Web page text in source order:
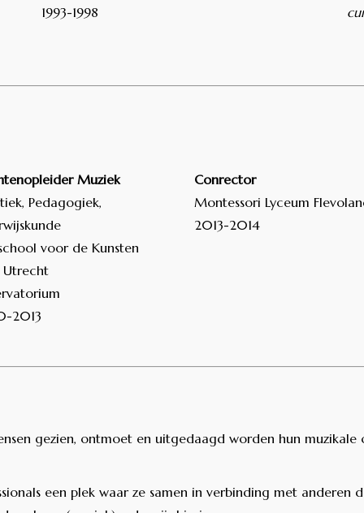
1993-1998
Muziek
Pedagogiek,
voor de Kunsten
Utrecht
2013
Conrector
Montessori Lyceum
2013-2014
gezien, ontmoet en uitgedaagd worden hun
een plek waar ze samen in verbinding met anderen